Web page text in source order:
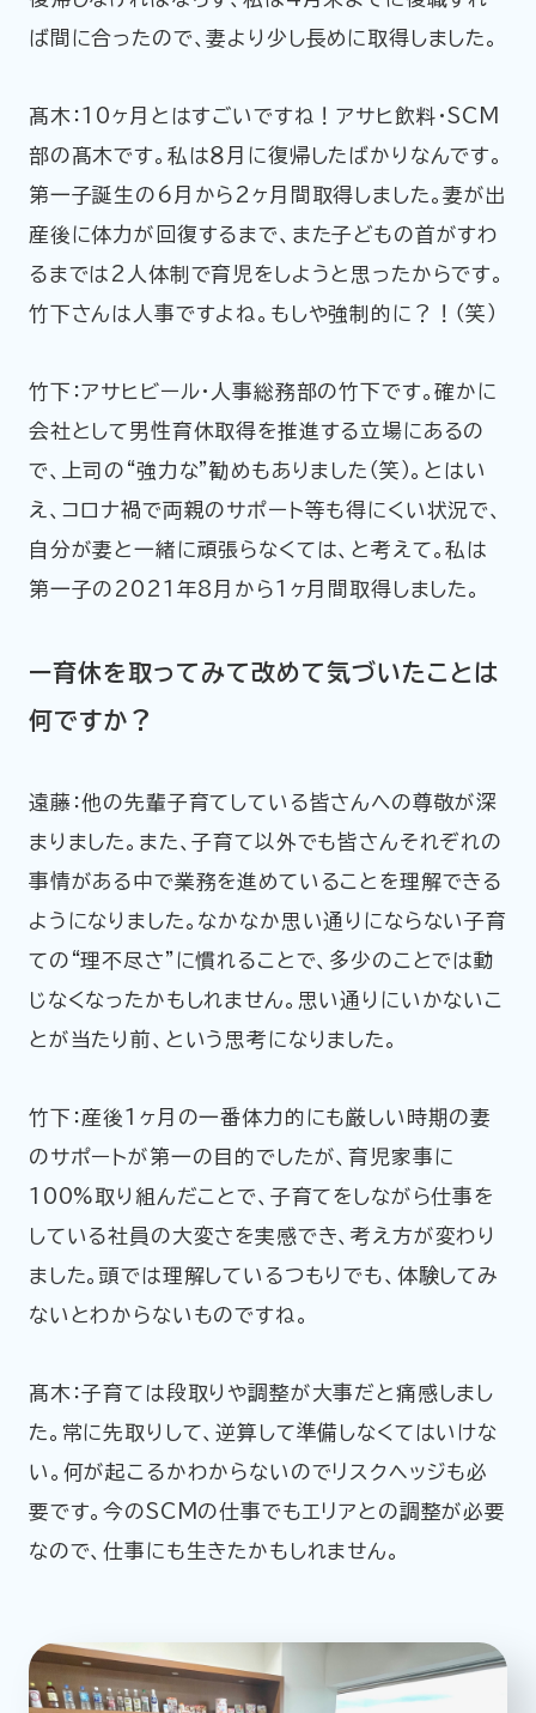
ば間に合ったので、妻より少し長めに取得しました。
髙木：10ヶ月とはすごいですね！アサヒ飲料・SCM
部の髙木です。私は８月に復帰したばかりなんです。
第一子誕生の6月から2ヶ月間取得しました。妻が出
産後に体力が回復するまで、また子どもの首がすわ
るまでは2人体制で育児をしようと思ったからです。
竹下さんは人事ですよね。もしや強制的に？！（笑）
竹下：アサヒビール・人事総務部の竹下です。確かに
会社として男性育休取得を推進する立場にあるの
で、上司の“強力な”勧めもありました（笑）。とはい
え、コロナ禍で両親のサポート等も得にくい状況で、
自分が妻と一緒に頑張らなくては、と考えて。私は
第一子の2021年8月から1ヶ月間取得しました。
ー育休を取ってみて改めて気づいたことは
何ですか？
遠藤：他の先輩子育てしている皆さんへの尊敬が深
まりました。また、子育て以外でも皆さんそれぞれの
事情がある中で業務を進めていることを理解できる
ようになりました。なかなか思い通りにならない子育
ての“理不尽さ”に慣れることで、多少のことでは動
じなくなったかもしれません。思い通りにいかないこ
とが当たり前、という思考になりました。
竹下：産後1ヶ月の一番体力的にも厳しい時期の妻
のサポートが第一の目的でしたが、育児家事に
100%取り組んだことで、子育てをしながら仕事を
している社員の大変さを実感でき、考え方が変わり
ました。頭では理解しているつもりでも、体験してみ
ないとわからないものですね。
髙木：子育ては段取りや調整が大事だと痛感しまし
た。常に先取りして、逆算して準備しなくてはいけな
い。何が起こるかわからないのでリスクヘッジも必
要です。今のSCMの仕事でもエリアとの調整が必要
なので、仕事にも生きたかもしれません。